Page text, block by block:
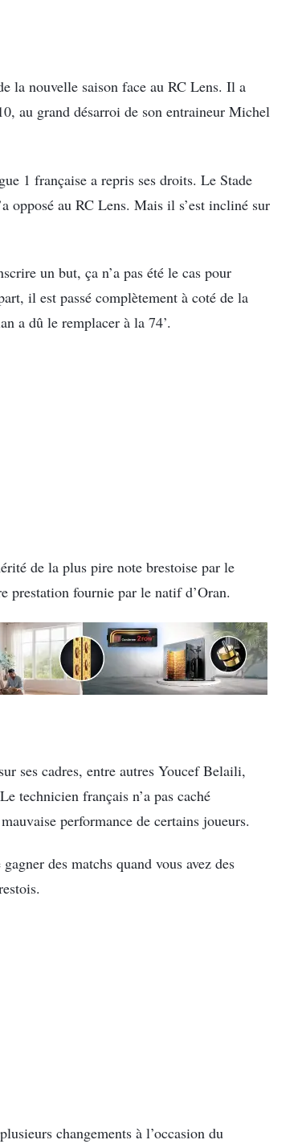
la nouvelle saison face au RC Lens. Il a
au grand désarroi de son entraineur Michel
1 française a repris ses droits. Le Stade
opposé au RC Lens. Mais il s’est incliné sur
un but, ça n’a pas été le cas pour
il est passé complètement à coté de la
a dû le remplacer à la 74’.
de la plus pire note brestoise par le
prestation fournie par le natif d’Oran.
ses cadres, entre autres Youcef Belaili,
technicien français n’a pas caché
performance de certains joueurs.
des matchs quand vous avez des
changements à l’occasion du